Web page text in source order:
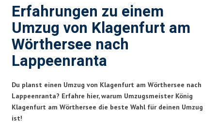
Erfahrungen zu einem
Umzug von Klagenfurt am
Wörthersee nach
Lappeenranta
Du planst einen Umzug von Klagenfurt am Wörthersee nach
Lappeenranta? Erfahre hier, warum Umzugsmeister König
Klagenfurt am Wörthersee die beste Wahl für deinen Umzug
ist!